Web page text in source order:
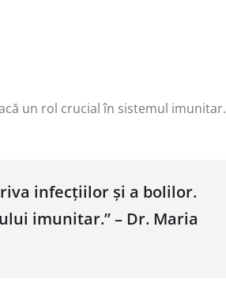
un rol crucial în sistemul imunitar.
infecțiilor și a bolilor.
imunitar.” – Dr. Maria